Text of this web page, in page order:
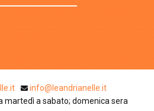
info@leandrianelle.it
martedì a sabato; domenica sera